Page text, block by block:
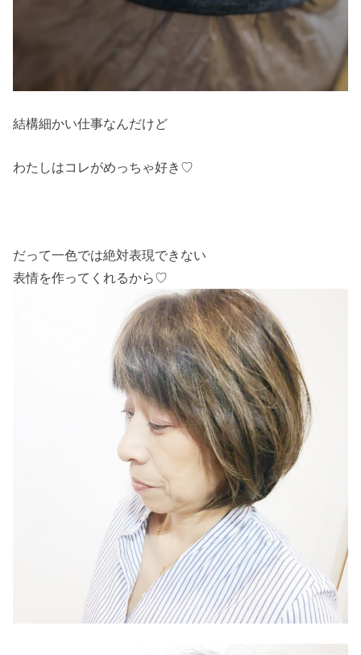
結構細かい仕事なんだけど
わたしはコレがめっちゃ好き♡
だって一色では絶対表現できない
表情を作ってくれるから♡